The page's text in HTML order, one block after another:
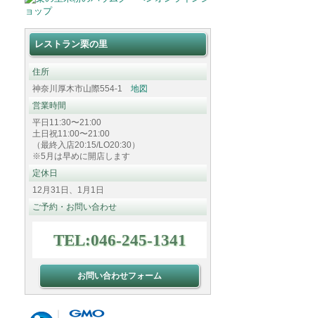
レストラン栗の里
住所
神奈川厚木市山際554-1 地図
営業時間
平日11:30〜21:00
土日祝11:00〜21:00
（最終入店20:15/LO20:30）
※5月は早めに開店します
定休日
12月31日、1月1日
ご予約・お問い合わせ
TEL:046-245-1341
お問い合わせフォーム